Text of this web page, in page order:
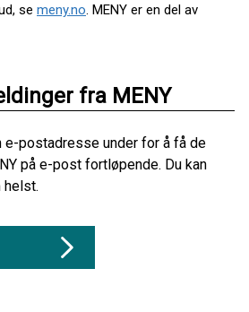
se meny.no. MENY er en del av
fra MENY
e-postadresse under for å få de
på e-post fortløpende. Du kan
helst.